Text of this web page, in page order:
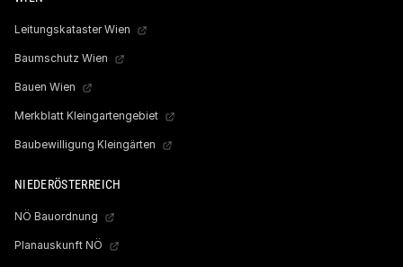
Leitungskataster Wien
Baumschutz Wien
Bauen Wien
Merkblatt Kleingartengebiet
Baubewilligung Kleingärten
NIEDERÖSTERREICH
NÖ Bauordnung
Planauskunft NÖ